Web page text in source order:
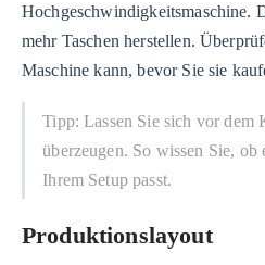
Hochgeschwindigkeitsmaschine.
mehr Taschen herstellen.
Maschine kann, bevor Sie sie
Tipp: Lassen Sie sich vor dem
überzeugen. So wissen Sie, ob
Ihrem Setup passt.
Produktionslayout